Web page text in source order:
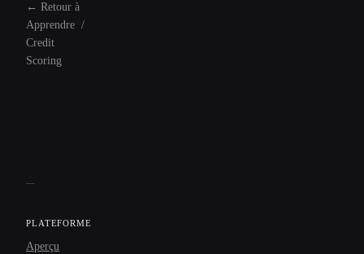
← Retour à
Apprendre /
Credit
Scoring
PLATEFORME
Aperçu